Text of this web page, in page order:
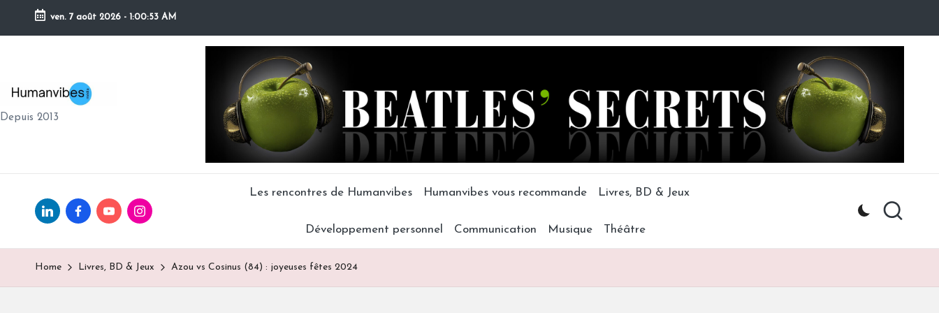
Skip
ven. 7 août 2026 - 1:00:55 AM
H
U
V
IB
Depuis 2013
Linkedin.comfacebook.com
Youtube.comInstagram.com
Les rencontres de Humanvibes Humanvibes vous recommande Livres, BD & Jeux
Développement personnel Communication Musique Théâtre
Home Livres, BD & Jeux Azou vs Cosinus (84) : joyeuses fêtes 2024